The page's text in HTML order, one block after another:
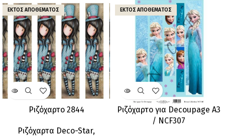
ΕΚΤΌΣ ΑΠΟΘΈΜΑΤΟΣ
Ριζόχαρτο 2844
Ριζόχαρτα Deco-Star,
ΕΚΤΌΣ ΑΠΟΘΈΜΑΤΟΣ
Ριζόχαρτο για Decoupage A3
/ NCF307